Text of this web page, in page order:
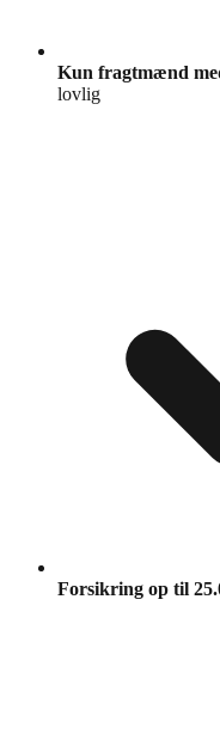
Kun fragtmænd
lovlig
Forsikring op til